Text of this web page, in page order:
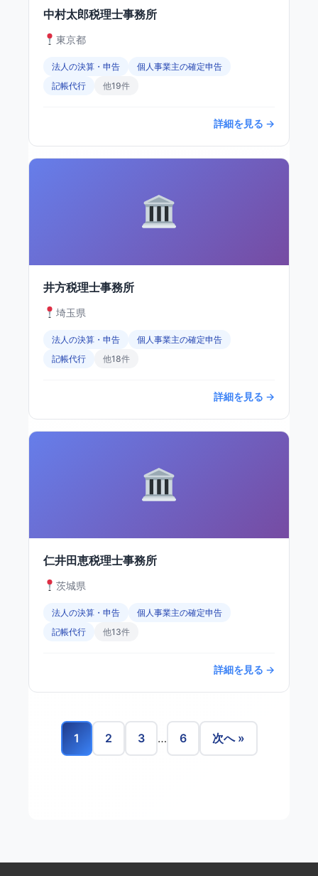
中村太郎税理士事務所
東京都
法人の決算・申告
個人事業主の確定申告
記帳代行
他19件
詳細を見る →
井方税理士事務所
埼玉県
法人の決算・申告
個人事業主の確定申告
記帳代行
他18件
詳細を見る →
仁井田恵税理士事務所
茨城県
法人の決算・申告
個人事業主の確定申告
記帳代行
他13件
詳細を見る →
1 2 3 … 6 次へ »